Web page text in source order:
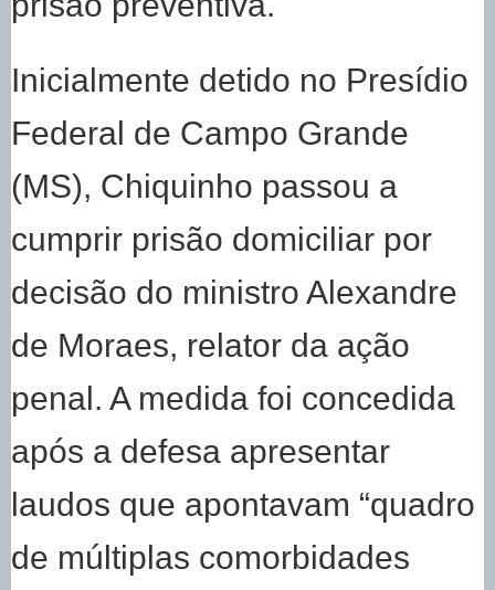
Inicialmente detido no Presídio
Federal de Campo Grande
(MS), Chiquinho passou a
cumprir prisão domiciliar por
decisão do ministro Alexandre
de Moraes, relator da ação
penal. A medida foi concedida
após a defesa apresentar
laudos que apontavam “quadro
de múltiplas comorbidades